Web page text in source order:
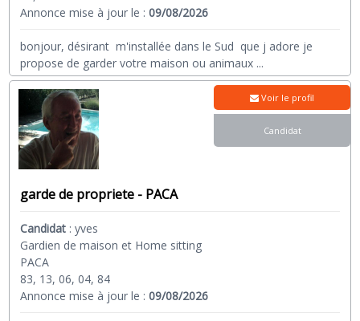
Annonce mise à jour le :09/08/2026
bonjour, désirant m'installée dans le Sud que j adore je
propose de garder votre maison ou animaux ...
garde de propriete - PACA
Candidat :yves
Gardien de maison et Home sitting
PACA
83, 13, 06, 04, 84
Annonce mise à jour le :09/08/2026
Voir le profil
Candidat